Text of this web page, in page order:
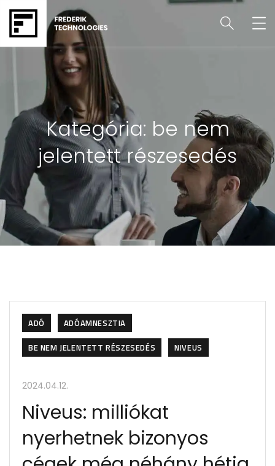
Kategória: be nem
jelentett részesedés
ADÓ
ADÓAMNESZTIA
BE NEM JELENTETT RÉSZESEDÉS
NIVEUS
2024.04.12.
Niveus: milliókat
nyerhetnek bizonyos